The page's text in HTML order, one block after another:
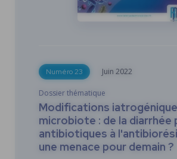
Numéro 23 Juin 2022
Dossier thématique
Modifications
microbiote : de la
antibiotiques à
une menace pour demain ?